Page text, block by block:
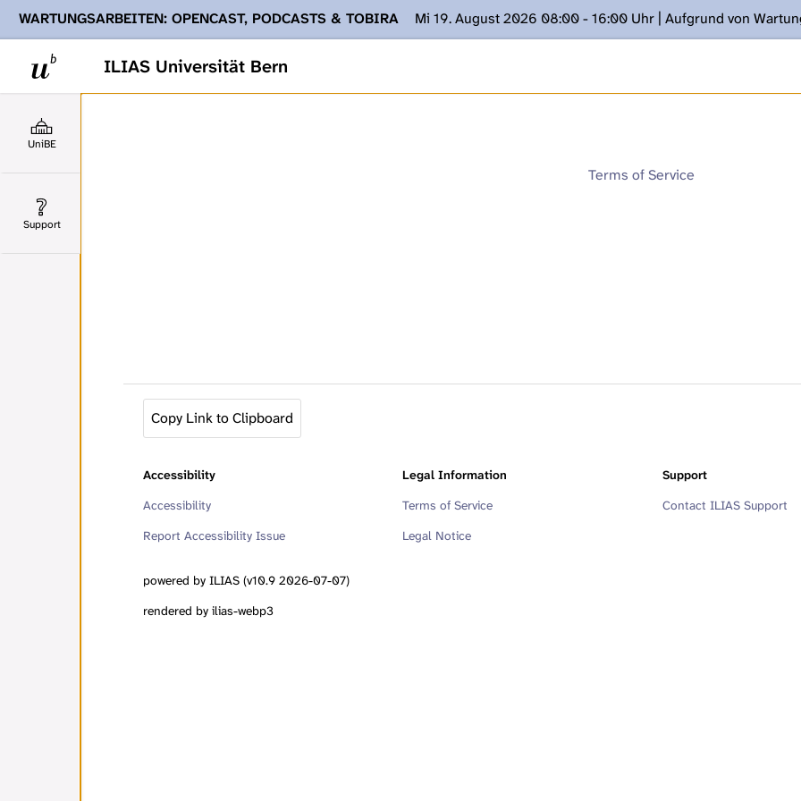
ILIAS Universität Bern
WARTUNGSARBEITEN: OPENCAST, PODCASTS & TOBIRA
Mi 19. August 2026 08:00 - 16:00 Uhr | Aufgrund von
Ihnen Podcasts, Opencast-Videos und Tobira nicht zur Verfügung stehen. Kontakt: www.podcast.unibe.ch
UniBE
Support
Terms of Service
Copy Link to Clipboard
Accessibility
Accessibility
Report Accessibility Issue
Legal Information
Terms of Service
Legal Notice
Support
Contact ILIAS Support
powered by ILIAS (v10.9 2026-07-07)
rendered by ilias-webp3